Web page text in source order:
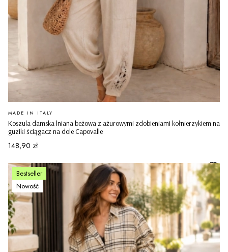
Koszula damska lniana beżowa z ażurowymi zdobieniami kołnierzykiem na
guziki ściągacz na dole Capovalle
PRODUCENT
MADE IN ITALY
Cena
148,90 zł
Bestseller
Nowość